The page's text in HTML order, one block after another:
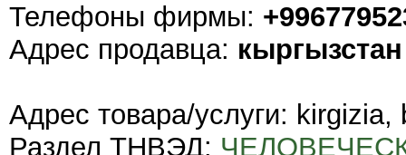
Телефоны фирмы:
Адрес продавца:
Адрес товара/услуги: kirgizia,
Раздел ТНВЭД: